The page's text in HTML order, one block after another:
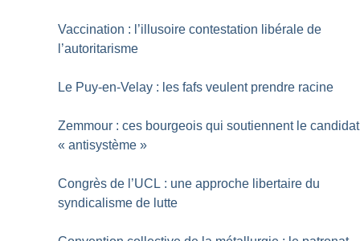
Vaccination : l’illusoire contestation libérale de
l’autoritarisme
Le Puy-en-Velay : les fafs veulent prendre racine
Zemmour : ces bourgeois qui soutiennent le candidat
« antisystème »
Congrès de l’UCL : une approche libertaire du
syndicalisme de lutte